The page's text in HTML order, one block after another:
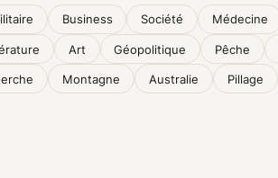
Business Société Médecine
Art Géopolitique Pêche
Montagne Australie Pillage